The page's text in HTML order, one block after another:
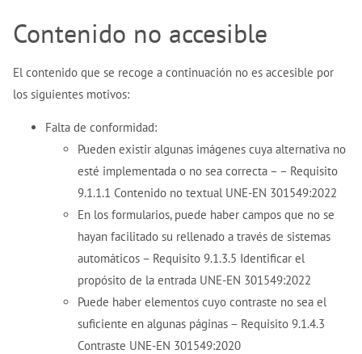
Contenido no accesible
El contenido que se recoge a continuación no es accesible por
los siguientes motivos:
Falta de conformidad:
Pueden existir algunas imágenes cuya alternativa no
esté implementada o no sea correcta – – Requisito
9.1.1.1 Contenido no textual UNE-EN 301549:2022
En los formularios, puede haber campos que no se
hayan facilitado su rellenado a través de sistemas
automáticos – Requisito 9.1.3.5 Identificar el
propósito de la entrada UNE-EN 301549:2022
Puede haber elementos cuyo contraste no sea el
suficiente en algunas páginas – Requisito 9.1.4.3
Contraste UNE-EN 301549:2020